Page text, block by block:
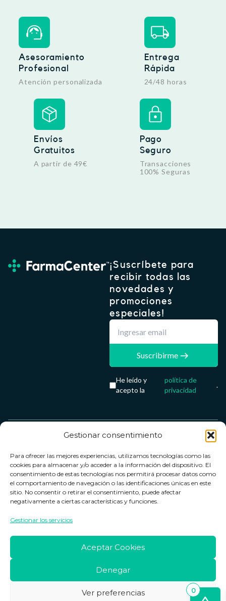
Gestionar consentimiento
Para ofrecer las mejores experiencias, utilizamos tecnologías como las
cookies para almacenar y/o acceder a la información del dispositivo. El
consentimiento de estas tecnologías nos permitirá procesar datos como
el comportamiento de navegación o las identificaciones únicas en este
sitio. No consentir o retirar el consentimiento, puede afectar
negativamente a ciertas características y funciones.
Gestionar los servicios
Aceptar Cookies
Denegar
Ver preferencias
Asesoramiento
Profesional
Atención personalizada
Entrega
Rápida
24/48 horas
Envíos
Gratuitos
A partir de 49€
Pago
Seguro
Transacciones
100% Seguras
¡Suscríbete para
recibir todas las
novedades y
promociones
especiales!
Suscribirme
He leído y
acepto la
política de
privacidad
.
Contacto
Contacto
Política de
devoluciones
Horario de
Lun. a Vie.:
18:00h
Términos y
condiciones
Política de
privacidad
cookies
Farmacenter
digital, S.L
B24836249
info@farmacenter.es
de pago
0